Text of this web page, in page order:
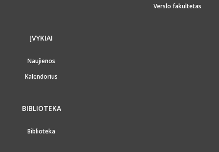
Verslo fakultetas
ĮVYKIAI
Naujienos
Kalendorius
BIBLIOTEKA
Biblioteka